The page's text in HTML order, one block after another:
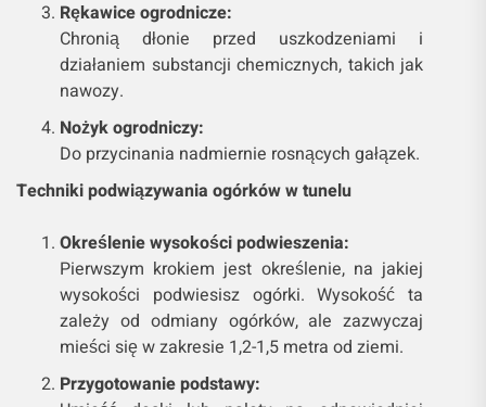
Rękawice ogrodnicze:
Chronią dłonie przed uszkodzeniami i
działaniem substancji chemicznych, takich jak
nawozy.
Nożyk ogrodniczy:
Do przycinania nadmiernie rosnących gałązek.
Techniki podwiązywania ogórków w tunelu
Określenie wysokości podwieszenia:
Pierwszym krokiem jest określenie, na jakiej
wysokości podwiesisz ogórki. Wysokość ta
zależy od odmiany ogórków, ale zazwyczaj
mieści się w zakresie 1,2-1,5 metra od ziemi.
Przygotowanie podstawy: